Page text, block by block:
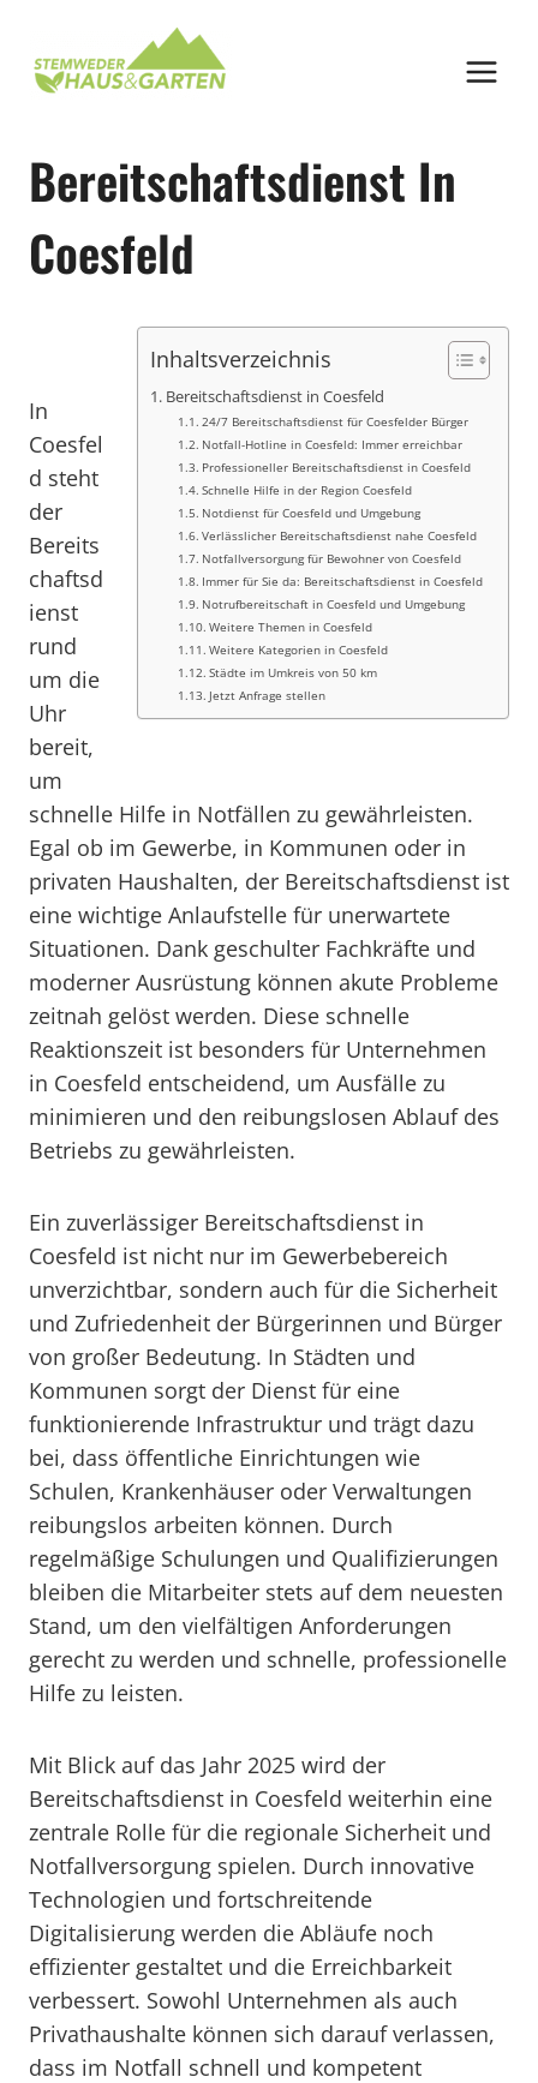
springen
Bereitschaftsdienst In
Coesfeld
Inhaltsverzeichnis
Bereitschaftsdienst in Coesfeld
24/7 Bereitschaftsdienst für Coesfelder Bürger
Notfall-Hotline in Coesfeld: Immer erreichbar
Professioneller Bereitschaftsdienst in Coesfeld
Schnelle Hilfe in der Region Coesfeld
Notdienst für Coesfeld und Umgebung
Verlässlicher Bereitschaftsdienst nahe Coesfeld
Notfallversorgung für Bewohner von Coesfeld
Immer für Sie da: Bereitschaftsdienst in Coesfeld
Notrufbereitschaft in Coesfeld und Umgebung
Weitere Themen in Coesfeld
Weitere Kategorien in Coesfeld
Städte im Umkreis von 50 km
Jetzt Anfrage stellen
In
Coesfel
d steht
der
Bereits
chaftsd
ienst
rund
um die
Uhr
bereit,
um
schnelle Hilfe in Notfällen zu gewährleisten.
Egal ob im Gewerbe, in Kommunen oder in
privaten Haushalten, der Bereitschaftsdienst ist
eine wichtige Anlaufstelle für unerwartete
Situationen. Dank geschulter Fachkräfte und
moderner Ausrüstung können akute Probleme
zeitnah gelöst werden. Diese schnelle
Reaktionszeit ist besonders für Unternehmen
in Coesfeld entscheidend, um Ausfälle zu
minimieren und den reibungslosen Ablauf des
Betriebs zu gewährleisten.
Ein zuverlässiger Bereitschaftsdienst in
Coesfeld ist nicht nur im Gewerbebereich
unverzichtbar, sondern auch für die Sicherheit
und Zufriedenheit der Bürgerinnen und Bürger
von großer Bedeutung. In Städten und
Kommunen sorgt der Dienst für eine
funktionierende Infrastruktur und trägt dazu
bei, dass öffentliche Einrichtungen wie
Schulen, Krankenhäuser oder Verwaltungen
reibungslos arbeiten können. Durch
regelmäßige Schulungen und Qualifizierungen
bleiben die Mitarbeiter stets auf dem neuesten
Stand, um den vielfältigen Anforderungen
gerecht zu werden und schnelle, professionelle
Hilfe zu leisten.
Mit Blick auf das Jahr 2025 wird der
Bereitschaftsdienst in Coesfeld weiterhin eine
zentrale Rolle für die regionale Sicherheit und
Notfallversorgung spielen. Durch innovative
Technologien und fortschreitende
Digitalisierung werden die Abläufe noch
effizienter gestaltet und die Erreichbarkeit
verbessert. Sowohl Unternehmen als auch
Privathaushalte können sich darauf verlassen,
dass im Notfall schnell und kompetent